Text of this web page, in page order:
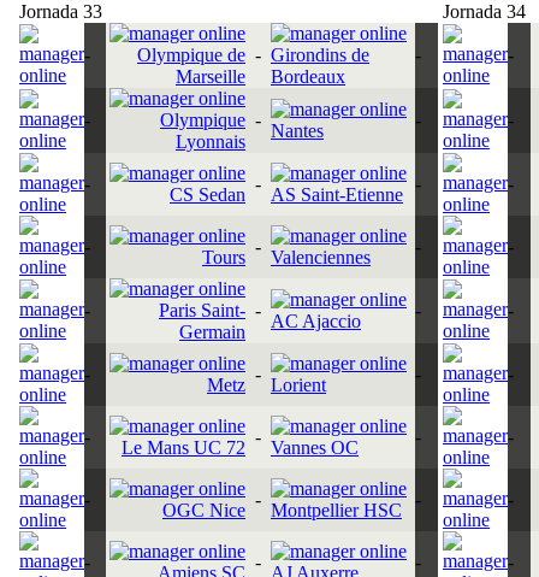
Jornada 33 Jornada 34
-
Olympique de
Marseille
- Girondins de
Bordeaux
- -
-
Olympique
Lyonnais
-
Nantes
- -
-
CS Sedan
-
AS Saint-Etienne
- -
-
Tours
-
Valenciennes
- -
-
Paris Saint-
Germain
-
AC Ajaccio
- -
-
Metz
-
Lorient
- -
-
Le Mans UC 72
-
Vannes OC
- -
-
OGC Nice
-
Montpellier HSC
- -
-
Amiens SC
-
AJ Auxerre
- -